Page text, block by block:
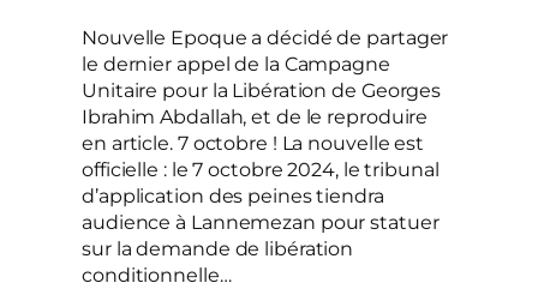
Nouvelle Epoque a décidé de partager
le dernier appel de la Campagne
Unitaire pour la Libération de Georges
Ibrahim Abdallah, et de le reproduire
en article. 7 octobre ! La nouvelle est
officielle : le 7 octobre 2024, le tribunal
d’application des peines tiendra
audience à Lannemezan pour statuer
sur la demande de libération
conditionnelle…